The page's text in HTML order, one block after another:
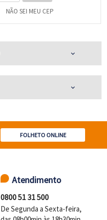
NÃO SEI MEU CEP
expand_more
expand_more
FOLHETO ONLINE
Atendimento
0800 51 31 500
De Segunda a Sexta-feira,